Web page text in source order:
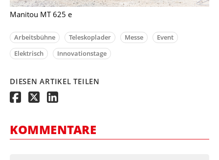
Manitou MT 625 e
Arbeitsbühne Teleskoplader Messe
Event
Elektrisch
Innovationstage
DIESEN ARTIKEL TEILEN
KOMMENTARE